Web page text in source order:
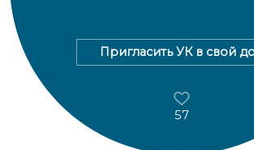
Пригласить УК в свой
57